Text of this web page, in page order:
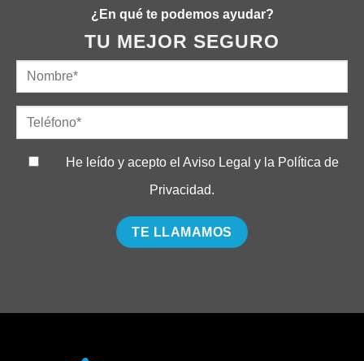
¿En qué te podemos ayudar?
TU MEJOR SEGURO
He leído y acepto elAviso Legal y la Política de
Privacidad.